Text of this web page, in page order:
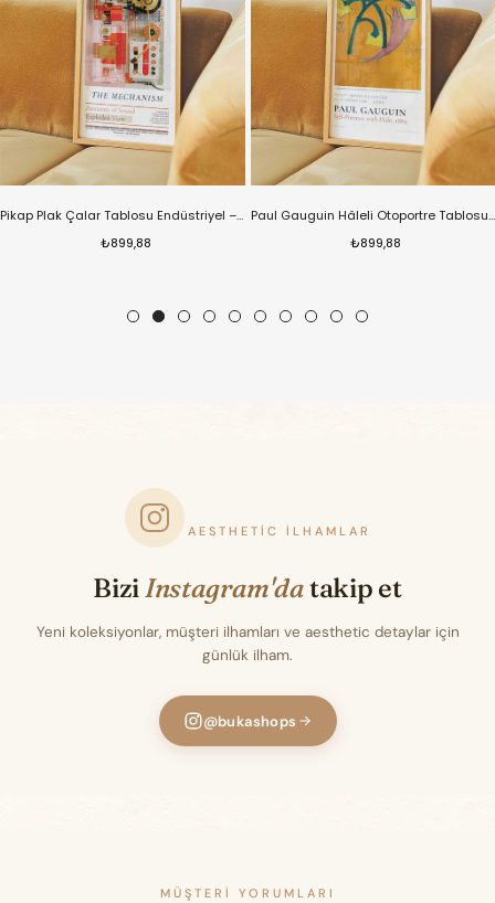
Pikap Plak Çalar Tablosu Endüstriyel – Teknik Modern Dikey Sanat Posteri – Ahşap Çerçeveli
₺899,88
Paul Gauguin Hâleli Otoportre Tablosu – Post Empresyonist Klasik Dikey Sanat Posteri – Ahşap Çerçeveli
₺899,88
AESTHETIC İLHAMLAR
BiziInstagram'datakip et
Yeni koleksiyonlar, müşteri ilhamları ve aesthetic detaylar için
günlük ilham.
@bukashops
MÜŞTERI YORUMLARI